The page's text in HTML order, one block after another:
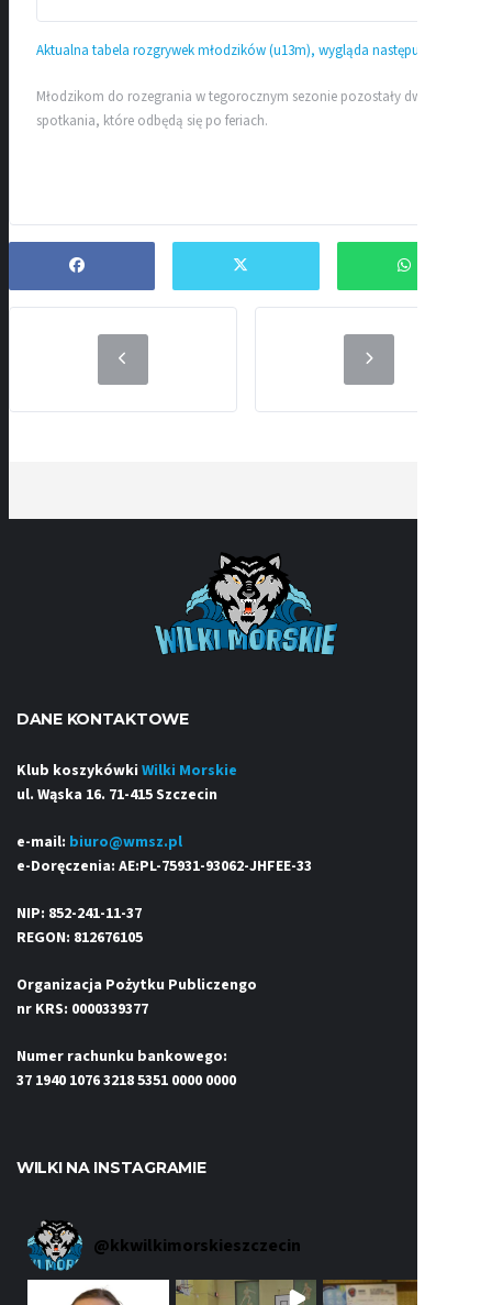
Aktualna tabela rozgrywek młodzików (u13m), wygląda następująco
Młodzikom do rozegrania w tegorocznym sezonie pozostały dwa
spotkania, które odbędą się po feriach.
DANE KONTAKTOWE
Klub koszykówki Wilki Morskie
ul. Wąska 16. 71-415 Szczecin
e-mail: biuro@wmsz.pl
e-Doręczenia: AE:PL-75931-93062-JHFEE-33
NIP: 852-241-11-37
REGON: 812676105
Organizacja Pożytku Publiczengo
nr KRS: 0000339377
Numer rachunku bankowego:
37 1940 1076 3218 5351 0000 0000
WILKI NA INSTAGRAMIE
@kkwilkimorskieszczecin